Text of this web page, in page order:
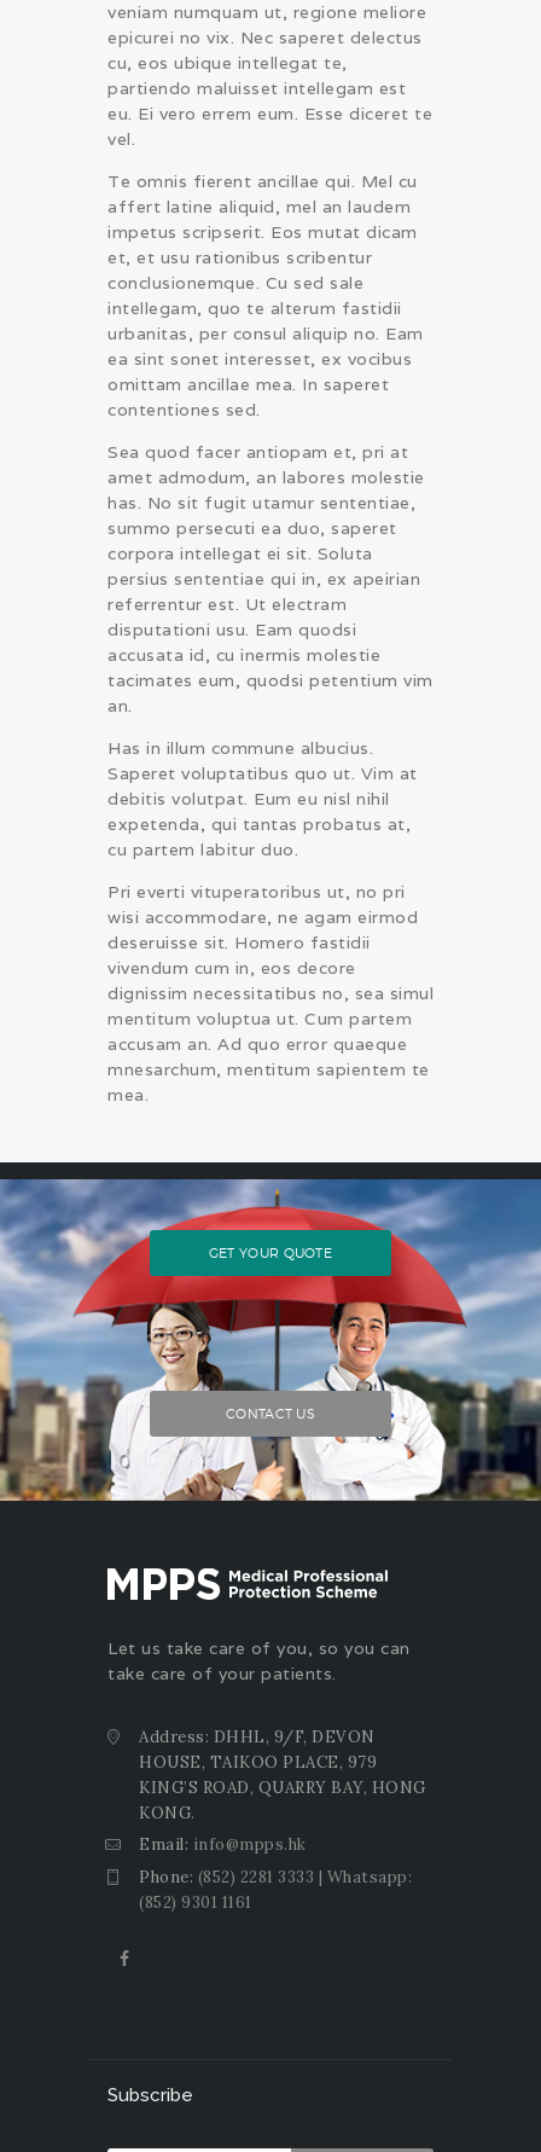
veniam numquam ut, regione meliore
epicurei no vix. Nec saperet delectus
cu, eos ubique intellegat te,
partiendo maluisset intellegam est
eu. Ei vero errem eum. Esse diceret te
vel.
Te omnis fierent ancillae qui. Mel cu
affert latine aliquid, mel an laudem
impetus scripserit. Eos mutat dicam
et, et usu rationibus scribentur
conclusionemque. Cu sed sale
intellegam, quo te alterum fastidii
urbanitas, per consul aliquip no. Eam
ea sint sonet interesset, ex vocibus
omittam ancillae mea. In saperet
contentiones sed.
Sea quod facer antiopam et, pri at
amet admodum, an labores molestie
has. No sit fugit utamur sententiae,
summo persecuti ea duo, saperet
corpora intellegat ei sit. Soluta
persius sententiae qui in, ex apeirian
referrentur est. Ut electram
disputationi usu. Eam quodsi
accusata id, cu inermis molestie
tacimates eum, quodsi petentium vim
an.
Has in illum commune albucius.
Saperet voluptatibus quo ut. Vim at
debitis volutpat. Eum eu nisl nihil
expetenda, qui tantas probatus at,
cu partem labitur duo.
Pri everti vituperatoribus ut, no pri
wisi accommodare, ne agam eirmod
deseruisse sit. Homero fastidii
vivendum cum in, eos decore
dignissim necessitatibus no, sea simul
mentitum voluptua ut. Cum partem
accusam an. Ad quo error quaeque
mnesarchum, mentitum sapientem te
mea.
GET YOUR QUOTE
CONTACT US
Let us take care of you, so you can
take care of your patients.
Address: DHHL, 9/F, DEVON
HOUSE, TAIKOO PLACE, 979
KING’S ROAD, QUARRY BAY, HONG
KONG.
Email: info@mpps.hk
Phone: (852) 2281 3333 | Whatsapp:
(852) 9301 1161
Subscribe